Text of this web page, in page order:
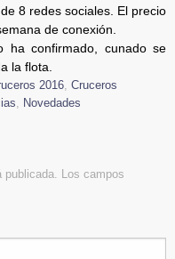
8 redes sociales. El precio
de conexión.
ha confirmado, cunado se
la flota.
2016 Cruceros
Novedades
Los campos